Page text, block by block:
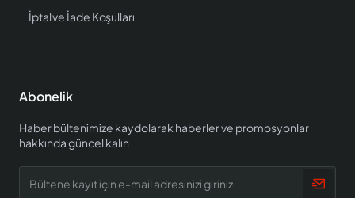
İptal ve İade Koşulları
Abonelik
Haber bültenimize kaydolarak haberler ve promosyonlar
hakkında güncel kalın
kayıt